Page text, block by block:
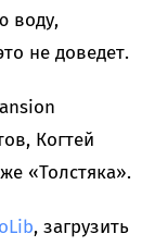
воду,
не доведет.
Когтей
«Толстяка».
, загрузить